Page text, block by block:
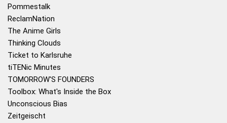
Pommestalk
ReclamNation
The Anime Girls
Thinking Clouds
Ticket to Karlsruhe
tiTENic Minutes
TOMORROW'S FOUNDERS
Toolbox: What's Inside the Box
Unconscious Bias
Zeitgeischt